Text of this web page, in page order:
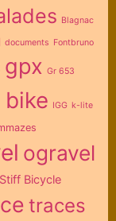
Blagnac
documents Fontbruno
gpx Gr 653
bike IGG k-lite
ogravel
Stiff Bicycle
traces